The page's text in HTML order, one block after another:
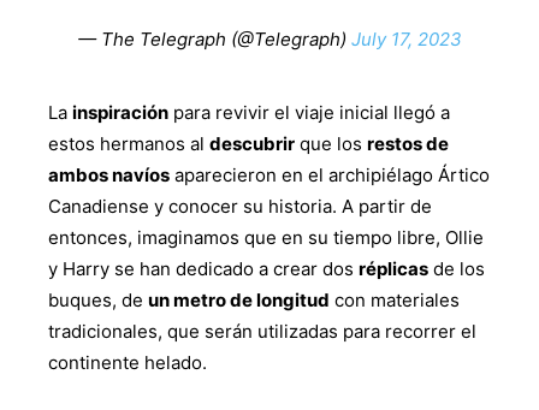
— The Telegraph (@Telegraph) July 17, 2023
La inspiración para revivir el viaje inicial llegó a
estos hermanos al descubrir que los restos de
ambos navíos aparecieron en el archipiélago Ártico
Canadiense y conocer su historia. A partir de
entonces, imaginamos que en su tiempo libre, Ollie
y Harry se han dedicado a crear dos réplicas de los
buques, de un metro de longitud con materiales
tradicionales, que serán utilizadas para recorrer el
continente helado.